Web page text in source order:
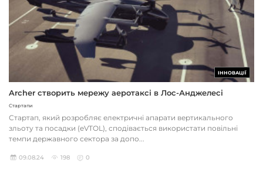
ІННОВАЦІЇ
Archer створить мережу аеротаксі в Лос-Анджелесі
Стартапи
Стартап, який розробляє електричні апарати вертикального
зльоту та посадки (eVTOL), сподівається використати повільні
темпи державного сектора за допо...
09.08.24 198 0